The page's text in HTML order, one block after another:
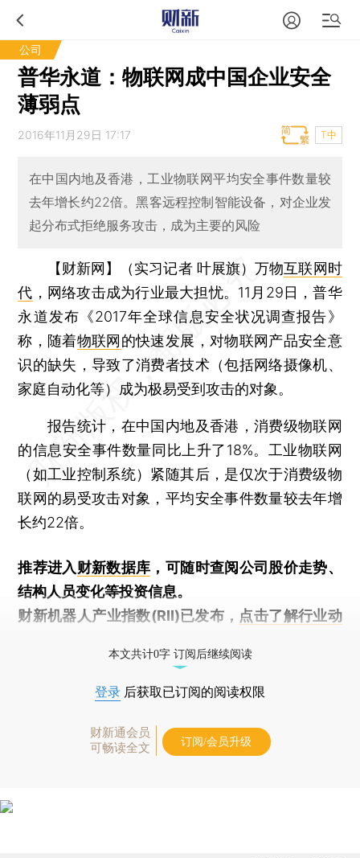
公司
普华永道：物联网成中国企业安全
薄弱点
2016年11月29日 17:17 T中
在中国内地及香港，工业物联网平均安全事件数量较
去年增长约22倍。黑客远程控制智能设备，对企业发
起分布式拒绝服务攻击，成为主要的风险
【财新网】（实习记者 叶展旗）万物互联网时
代 ，网络攻击成为行业最大担忧。11月29日，普华
永道发布《2017年全球信息安全状况调查报告》
称，随着物联网 的快速发展，对物联网产品安全意
识的缺失，导致了消费者技术（包括网络摄像机、
家庭自动化等）成为极易受到攻击的对象。
报告统计，在中国内地及香港，消费级物联网
的信息安全事件数量同比上升了18%。工业物联网
（如工业控制系统）紧随其后，是仅次于消费级物
联网的易受攻击对象，平均安全事件数量较去年增
长约22倍。
推荐进入财新数据库 ，可随时查阅公司股价走势、
结构人员变化等投资信息。
财新机器人产业指数(RII)已发布， 点击了解行业动
本文共计0字 订阅后继续阅读
登录 后获取已订阅的阅读权限
财新通会员
可畅读全文
订阅/会员升级